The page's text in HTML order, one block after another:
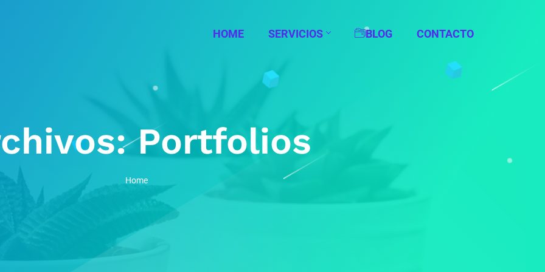
HOME SERVICIOS BLOG CONTACTO
Portfolios
Home